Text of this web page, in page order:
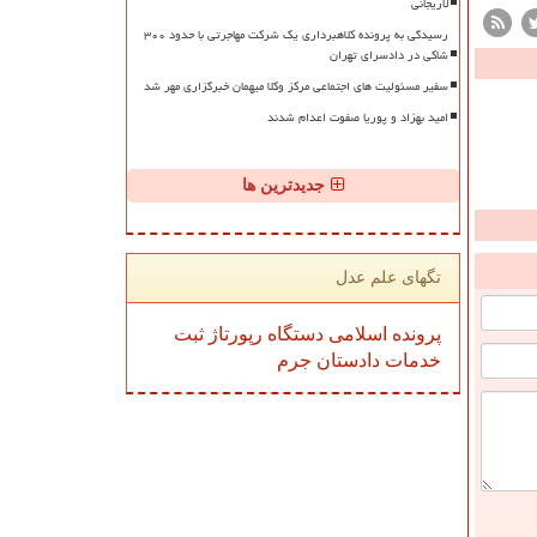
رسیدگی به پرونده کلاهبرداری یک شرکت مهاجرتی با حدود ۳۰۰
شاکی در دادسرای تهران
سفیر مسئولیت های اجتماعی مرکز وکلا میهمان خبرگزاری مهر شد
امید بهزاد و پوریا صفوت اعدام شدند
جدیدترین ها
تگهای علم عدل
پرونده اسلامی دستگاه رپورتاژ ثبت
خدمات دادستان جرم